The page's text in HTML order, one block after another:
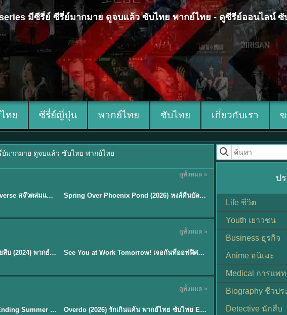
มีซีรี่ย์ ซีรี่ย์มากมาย ดูจบแล้ว ซับไทย พากย์ไทย - ดูซีรีย์ออนไลน์
ทย ซีรี่ย์ญี่ปุ่น พากย์ไทย ซับไทย เกี่ยวกับเรา
มากมาย ดูจบแล้ว ซับไทย พากย์ไทย
ดูทั้งหมด »
Stuart Fails to Save the Universe สจ๊วตล่มแผนกู้จักรวาล (2026) พากย์ไทย ซับไทย EP.1-10 Spring Over Phoenix Pond (2026) หงส์คืนบัลลังก์แค้น พากย์ไทย ซับไทย EP1-21
ดูทั้งหมด »
EP.16ดูซีรี่ย์ Flex X Cop คุณชายสายสืบ (2024) พากย์ไทย-ซับไทย EP.1-16 (จบ) ★9 EP.8See You at Work Tomorrow! เจอกันที่ออฟฟิศพรุ่งนี้นะ พากย์ไทย
ดูทั้งหมด »
ฤดูร้อนนิรันดร์ (2026) Never-Ending Summer พากย์ไทย EP.1-29 Overdo (2026) รักเกินแค้น พากย์ไทย ซับไทย EP1-33 (จบ)
ป
Life ชีวิต
Youth เยาวชน
Business ธุรกิจ
Anime อนิเมะ
Medical การแพ
Biography ชีวปร
Detective นักสืบ